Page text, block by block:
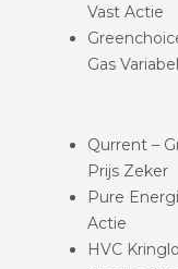
Vast Actie
Gas Variabel
Qurrent –
Prijs Zeker
Pure
Actie
HVC